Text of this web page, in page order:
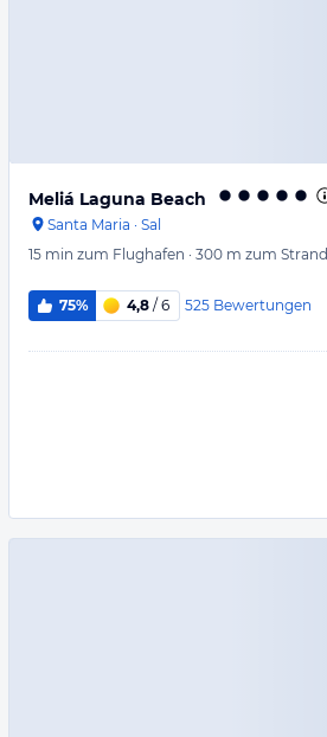
Meliá Laguna Beach
Santa Maria · Sal
15 min zum Flughafen · 300 m zum Strand
75% 4,8 / 6 525 Bewertungen